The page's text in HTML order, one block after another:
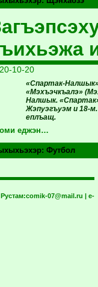
10-20
«Спартак-
«Мэхъэчкъалэ»
Налшык.
Жэпуэгъуэм и 18-
еплъащ.
еджэн…
Футбол
comik-07@mail.ru | e-